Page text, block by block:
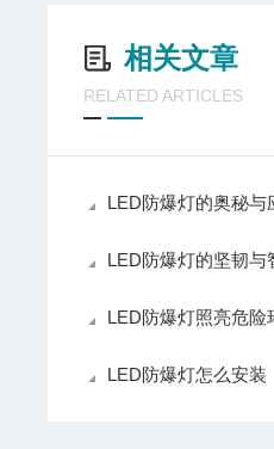
相关文章
RELATED ARTICLES
LED防爆灯的奥秘与
LED防爆灯的坚韧与
LED防爆灯照亮危险环境
LED防爆灯怎么安装